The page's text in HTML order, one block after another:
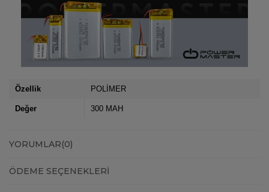
Özellik POLİMER
Değer 300 MAH
YORUMLAR(0)
ÖDEME SEÇENEKLERI